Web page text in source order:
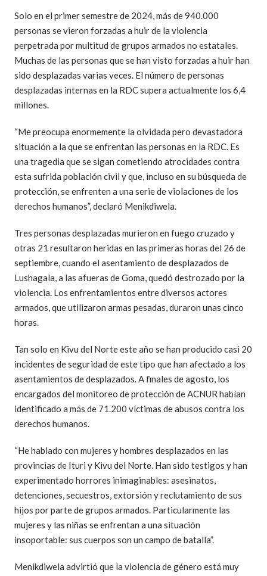
Solo en el primer semestre de 2024, más de 940.000
personas se vieron forzadas a huir de la violencia
perpetrada por multitud de grupos armados no estatales.
Muchas de las personas que se han visto forzadas a huir han
sido desplazadas varias veces. El número de personas
desplazadas internas en la RDC supera actualmente los 6,4
millones.
“Me preocupa enormemente la olvidada pero devastadora
situación a la que se enfrentan las personas en la RDC. Es
una tragedia que se sigan cometiendo atrocidades contra
esta sufrida población civil y que, incluso en su búsqueda de
protección, se enfrenten a una serie de violaciones de los
derechos humanos”, declaró Menikdiwela.
Tres personas desplazadas murieron en fuego cruzado y
otras 21 resultaron heridas en las primeras horas del 26 de
septiembre, cuando el asentamiento de desplazados de
Lushagala, a las afueras de Goma, quedó destrozado por la
violencia. Los enfrentamientos entre diversos actores
armados, que utilizaron armas pesadas, duraron unas cinco
horas.
Tan solo en Kivu del Norte este año se han producido casi 20
incidentes de seguridad de este tipo que han afectado a los
asentamientos de desplazados. A finales de agosto, los
encargados del monitoreo de protección de ACNUR habían
identificado a más de 71.200 víctimas de abusos contra los
derechos humanos.
“He hablado con mujeres y hombres desplazados en las
provincias de Ituri y Kivu del Norte. Han sido testigos y han
experimentado horrores inimaginables: asesinatos,
detenciones, secuestros, extorsión y reclutamiento de sus
hijos por parte de grupos armados. Particularmente las
mujeres y las niñas se enfrentan a una situación
insoportable: sus cuerpos son un campo de batalla”.
Menikdiwela advirtió que la violencia de género está muy